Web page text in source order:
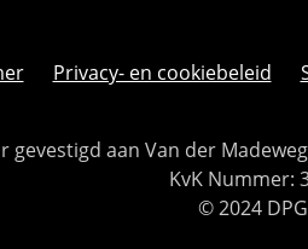
Privacy- en cookiebeleid
gevestigd aan Van der
KvK Nummer:
© 2024